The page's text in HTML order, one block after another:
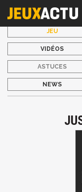
JEU
VIDÉOS
ASTUCES
NEWS